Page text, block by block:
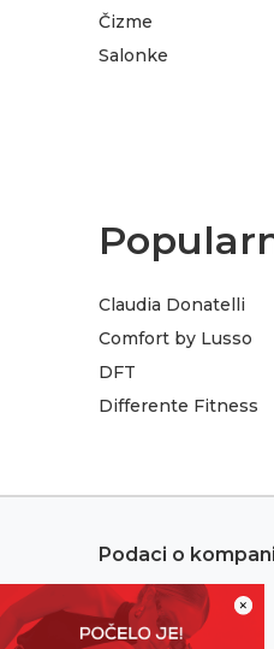
×
Čizme
Salonke
Claudia Donatelli
Comfort by Lusso
DFT
Differente Fitness
Podaci o
Adresa:
Sremska 1